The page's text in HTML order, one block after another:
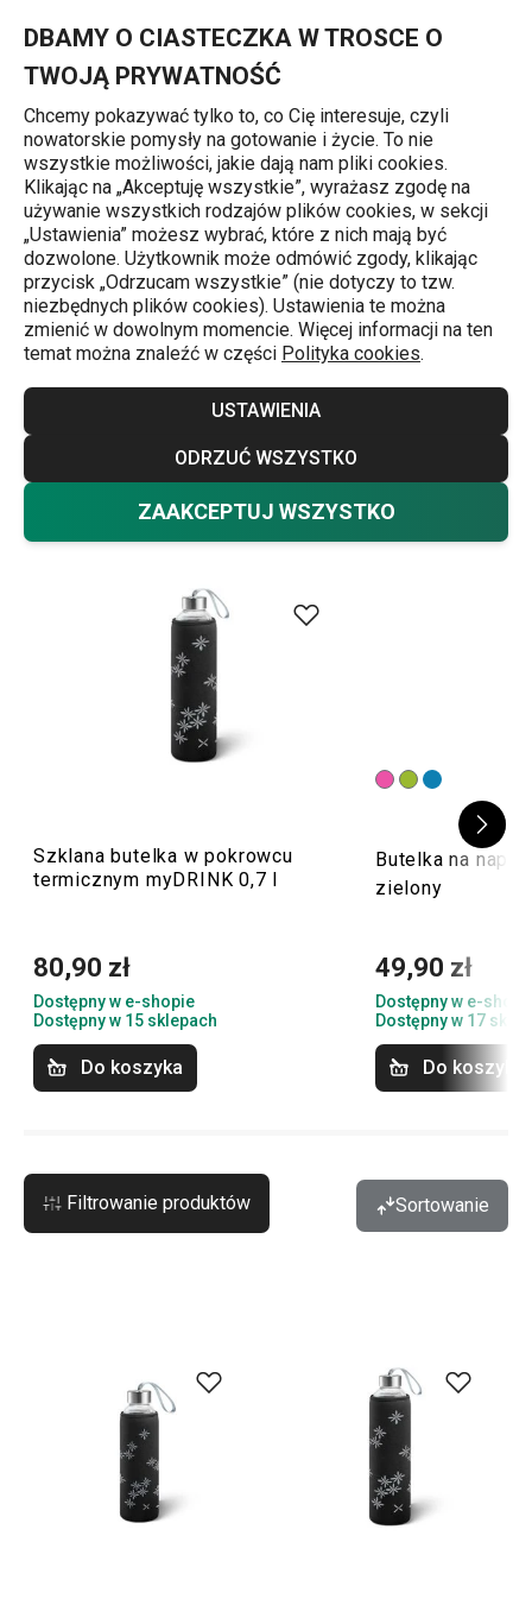
DBAMY O CIASTECZKA W TROSCE O
TWOJĄ PRYWATNOŚĆ
Chcemy pokazywać tylko to, co Cię interesuje, czyli
nowatorskie pomysły na gotowanie i życie. To nie
wszystkie możliwości, jakie dają nam pliki cookies.
Klikając na „Akceptuję wszystkie”, wyrażasz zgodę na
używanie wszystkich rodzajów plików cookies, w sekcji
„Ustawienia” możesz wybrać, które z nich mają być
dozwolone. Użytkownik może odmówić zgody, klikając
przycisk „Odrzucam wszystkie” (nie dotyczy to tzw.
niezbędnych plików cookies). Ustawienia te można
zmienić w dowolnym momencie. Więcej informacji na ten
temat można znaleźć w części Polityka cookies.
USTAWIENIA
ODRZUĆ WSZYSTKO
ZAAKCEPTUJ WSZYSTKO
Butelki na napoje
Butelki
Utrzymanie właściwego poziomu nawodnienia jest ważne
niezależnie od tego, czy jesteś w domu, na zewnątrz czy
w podróży. Wyposaż siebie i swoje dzieci w odpowiednie
butelki na napoje, które będą zawsze pod ręką. Nasza
oferta obejmuje butelki z tworzywa sztucznego, ze stali
nierdzewnej oraz szklane, które sprawdzą się w szkoły,
na wycieczkach i podczas uprawiania sportu. Zostały
wykonane z wysokiej jakości materiałów bezpiecznych
dla zdrowia i są odpowiednie do codziennego
Nie chcesz wybierać? Wybierz pewność
Szklana butelka w pokrowcu
termicznym myDRINK 0,7 l
80,90 zł
Dostępny w e-shopie
Dostępny w 15 sklepach
Do koszyka
Butelka na
zielony
49,90 zł
Dostępny w e-
Dostępny w 17
Do koszyka
Filtrowanie produktów Sortowanie